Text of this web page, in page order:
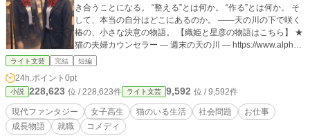
き合うことになる。 “整える”とは何か。 “作る”とは何か。 そ
して、本当の自分はどこにあるのか。 ――天の川の下で咲く
椿の、小さな決意の物語。 【織姫と星彦の物語はこちら】 ★
猫の夫婦カウンセラー ― 週末の天の川 ― https://www.alphap
olis.co.jp/novel/99661393/933001334 【関連作品】 ★猫の強
3 ★猫の編集者 ― 創作はいつも波乱万丈 ― https://www.alph
apolis.co.jp/novel/99661393/494012312 ★猫の夫婦カウンセ
ラー ― 週末の天の川 ― https://www.alphapolis.co.jp/novel/99
661393/933001334 ★猫の研究者 ― 豊橋技科大立志編 ― htt
ps://www.alphapolis.co.jp/novel/99661393/463008040 ★猫
ライト文芸 完結 短編
24h.ポイント 0pt
小説 228,623 位 / 228,623件 ライト文芸 9,592 位 / 9,592件
現代ファンタジー 女子高生 猫のいる生活 社会問題
お仕事
成長物語
就職 コメディ